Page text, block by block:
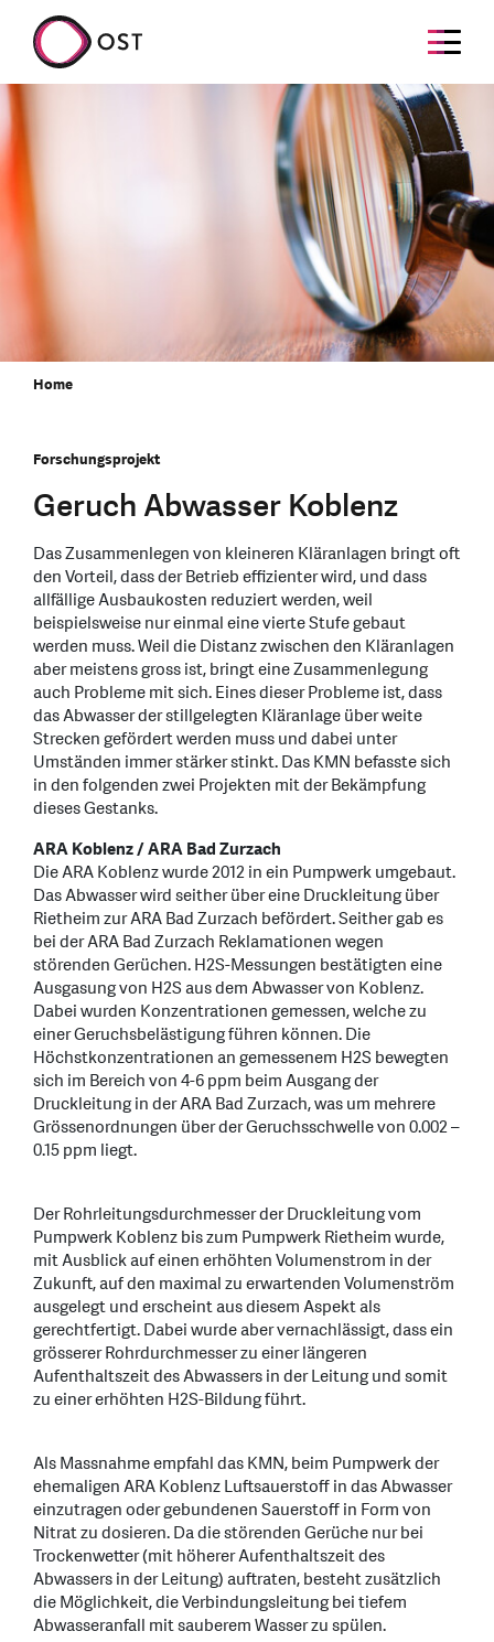
Home
Forschungsprojekt
Geruch Abwasser Koblenz
Das Zusammenlegen von kleineren Kläranlagen bringt oft
den Vorteil, dass der Betrieb effizienter wird, und dass
allfällige Ausbaukosten reduziert werden, weil
beispielsweise nur einmal eine vierte Stufe gebaut
werden muss. Weil die Distanz zwischen den Kläranlagen
aber meistens gross ist, bringt eine Zusammenlegung
auch Probleme mit sich. Eines dieser Probleme ist, dass
das Abwasser der stillgelegten Kläranlage über weite
Strecken gefördert werden muss und dabei unter
Umständen immer stärker stinkt. Das KMN befasste sich
in den folgenden zwei Projekten mit der Bekämpfung
dieses Gestanks.
ARA Koblenz / ARA Bad Zurzach
Die ARA Koblenz wurde 2012 in ein Pumpwerk umgebaut.
Das Abwasser wird seither über eine Druckleitung über
Rietheim zur ARA Bad Zurzach befördert. Seither gab es
bei der ARA Bad Zurzach Reklamationen wegen
störenden Gerüchen. H2S-Messungen bestätigten eine
Ausgasung von H2S aus dem Abwasser von Koblenz.
Dabei wurden Konzentrationen gemessen, welche zu
einer Geruchsbelästigung führen können. Die
Höchstkonzentrationen an gemessenem H2S bewegten
sich im Bereich von 4-6 ppm beim Ausgang der
Druckleitung in der ARA Bad Zurzach, was um mehrere
Grössenordnungen über der Geruchsschwelle von 0.002 –
0.15 ppm liegt.
Der Rohrleitungsdurchmesser der Druckleitung vom
Pumpwerk Koblenz bis zum Pumpwerk Rietheim wurde,
mit Ausblick auf einen erhöhten Volumenstrom in der
Zukunft, auf den maximal zu erwartenden Volumenström
ausgelegt und erscheint aus diesem Aspekt als
gerechtfertigt. Dabei wurde aber vernachlässigt, dass ein
grösserer Rohrdurchmesser zu einer längeren
Aufenthaltszeit des Abwassers in der Leitung und somit
zu einer erhöhten H2S-Bildung führt.
Als Massnahme empfahl das KMN, beim Pumpwerk der
ehemaligen ARA Koblenz Luftsauerstoff in das Abwasser
einzutragen oder gebundenen Sauerstoff in Form von
Nitrat zu dosieren. Da die störenden Gerüche nur bei
Trockenwetter (mit höherer Aufenthaltszeit des
Abwassers in der Leitung) auftraten, besteht zusätzlich
die Möglichkeit, die Verbindungsleitung bei tiefem
Abwasseranfall mit sauberem Wasser zu spülen.